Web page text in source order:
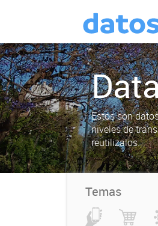
Estos son
niveles de
reutilizalos.
Temas